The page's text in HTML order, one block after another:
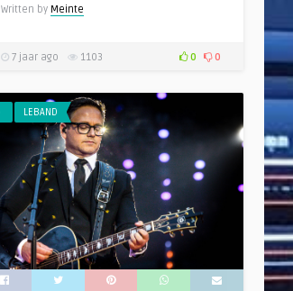
Written by Meinte
7 jaar ago 1103 0 0
LEBAND